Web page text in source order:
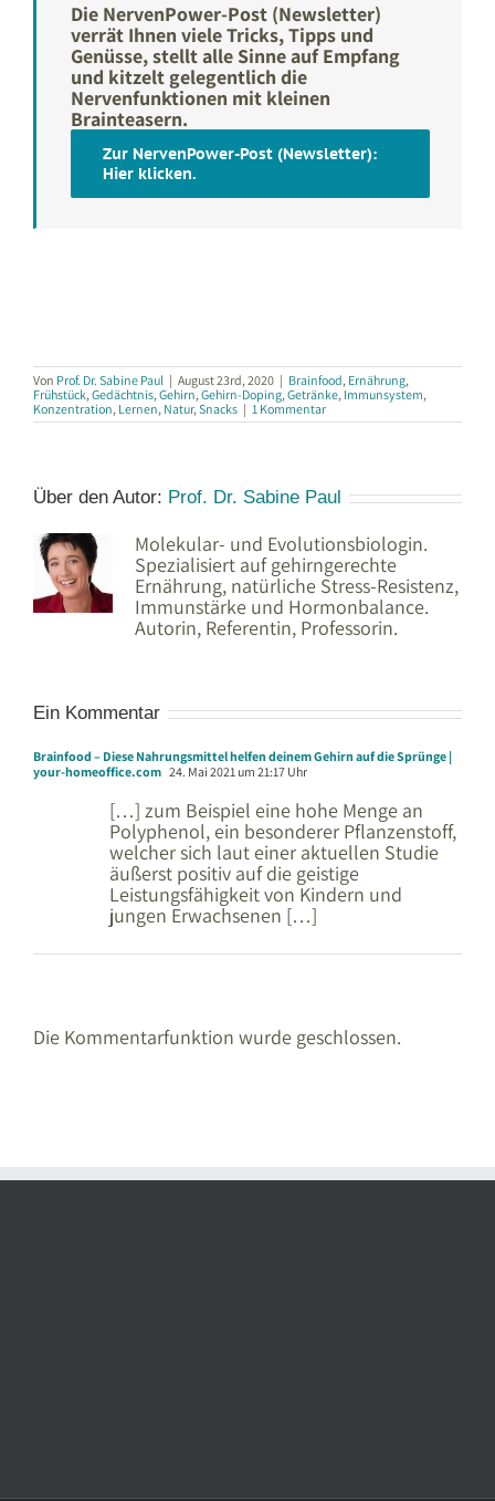
Die NervenPower-Post (Newsletter)
verrät Ihnen viele Tricks, Tipps und
Genüsse, stellt alle Sinne auf Empfang
und kitzelt gelegentlich die
Nervenfunktionen mit kleinen
Brainteasern.
Zur NervenPower-Post (Newsletter):
Hier klicken.
Von Prof. Dr. Sabine Paul | August 23rd, 2020 | Brainfood, Ernährung,
Frühstück,Gedächtnis,Gehirn,Gehirn-Doping,Getränke, Immunsystem,
Konzentration, Lernen, Natur,Snacks | 1 Kommentar
Über den Autor: Prof. Dr. Sabine Paul
Molekular- und Evolutionsbiologin.
Spezialisiert auf gehirngerechte
Ernährung, natürliche Stress-Resistenz,
Immunstärke und Hormonbalance.
Autorin, Referentin, Professorin.
Ein Kommentar
Brainfood – Diese Nahrungsmittel helfen deinem Gehirn auf die Sprünge |
your-homeoffice.com 24. Mai 2021 um 21:17 Uhr
[…] zum Beispiel eine hohe Menge an
Polyphenol, ein besonderer Pflanzenstoff,
welcher sich laut einer aktuellen Studie
äußerst positiv auf die geistige
Leistungsfähigkeit von Kindern und
jungen Erwachsenen […]
Die Kommentarfunktion wurde geschlossen.